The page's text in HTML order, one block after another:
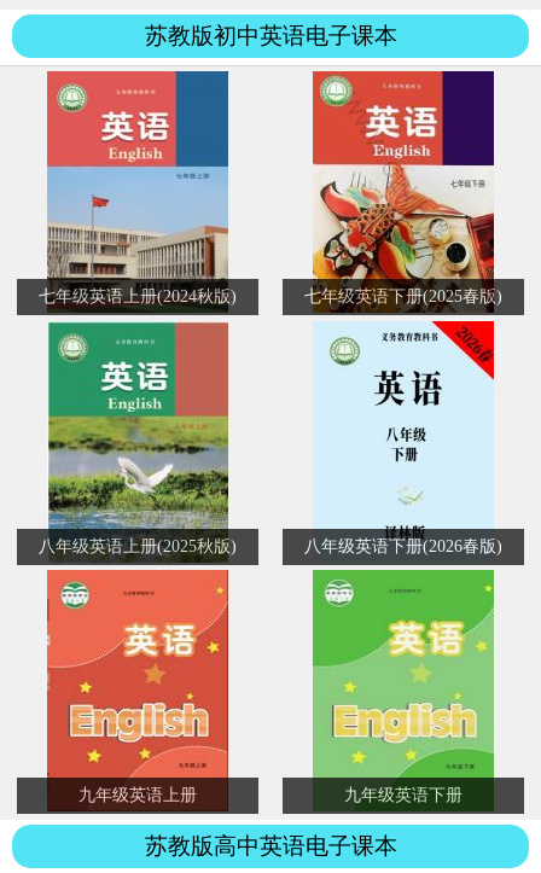
苏教版初中英语电子课本
七年级英语上册(2024秋版) 七年级英语下册(2025春版)
八年级英语上册(2025秋版) 八年级英语下册(2026春版)
九年级英语上册 九年级英语下册
苏教版高中英语电子课本